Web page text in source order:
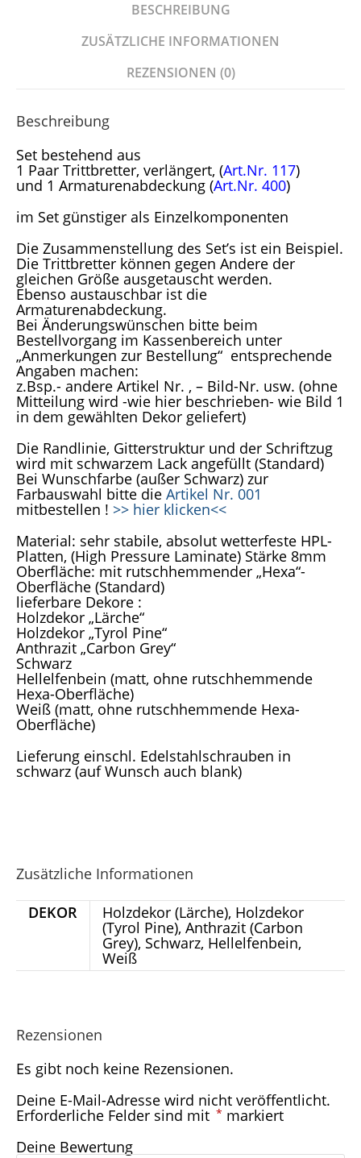
BESCHREIBUNG
ZUSÄTZLICHE INFORMATIONEN
REZENSIONEN (0)
Beschreibung
Set bestehend aus
1 Paar Trittbretter, verlängert, (Art.Nr. 117)
und 1 Armaturenabdeckung (Art.Nr. 400)
im Set günstiger als Einzelkomponenten
Die Zusammenstellung des Set’s ist ein Beispiel.
Die Trittbretter können gegen Andere der
gleichen Größe ausgetauscht werden.
Ebenso austauschbar ist die
Armaturenabdeckung.
Bei Änderungswünschen bitte beim
Bestellvorgang im Kassenbereich unter
„Anmerkungen zur Bestellung“ entsprechende
Angaben machen:
z.Bsp.- andere Artikel Nr. , – Bild-Nr. usw. (ohne
Mitteilung wird -wie hier beschrieben- wie Bild 1
in dem gewählten Dekor geliefert)
Die Randlinie, Gitterstruktur und der Schriftzug
wird mit schwarzem Lack angefüllt (Standard)
Bei Wunschfarbe (außer Schwarz) zur
Farbauswahl bitte die Artikel Nr. 001
mitbestellen ! >> hier klicken<<
Material: sehr stabile, absolut wetterfeste HPL-
Platten, (High Pressure Laminate) Stärke 8mm
Oberfläche: mit rutschhemmender „Hexa“-
Oberfläche (Standard)
lieferbare Dekore :
Holzdekor „Lärche“
Holzdekor „Tyrol Pine“
Anthrazit „Carbon Grey“
Schwarz
Hellelfenbein (matt, ohne rutschhemmende
Hexa-Oberfläche)
Weiß (matt, ohne rutschhemmende Hexa-
Oberfläche)
Lieferung einschl. Edelstahlschrauben in
schwarz (auf Wunsch auch blank)
Zusätzliche Informationen
DEKOR
Holzdekor (Lärche), Holzdekor
(Tyrol Pine), Anthrazit (Carbon
Grey), Schwarz, Hellelfenbein,
Weiß
Rezensionen
Es gibt noch keine Rezensionen.
Deine E-Mail-Adresse wird nicht veröffentlicht.
Erforderliche Felder sind mit * markiert
Deine Bewertung